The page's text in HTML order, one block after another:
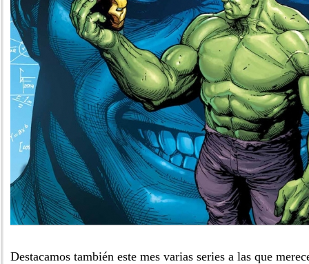
Destacamos también este mes varias series a las que